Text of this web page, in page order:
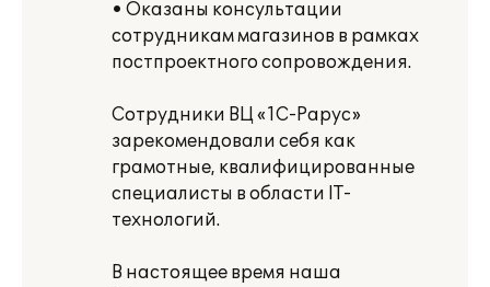
• Оказаны консультации
сотрудникам магазинов в рамках
постпроектного сопровождения.
Сотрудники ВЦ «1С-Рарус»
зарекомендовали себя как
грамотные, квалифицированные
специалисты в области IT-
технологий.
В настоящее время наша